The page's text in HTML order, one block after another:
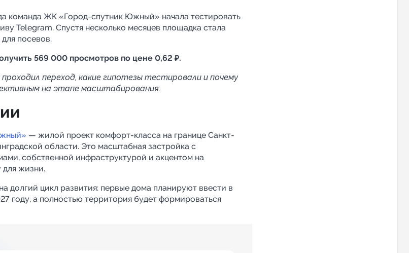
команда ЖК «Город-спутник Южный» начала тестировать
Telegram. Спустя несколько месяцев площадка стала
посевов.
569 000 просмотров по цене 0,62 ₽.
проходил переход, какие гипотезы тестировали и почему
на этапе масштабирования.
— жилой проект комфорт-класса на границе Санкт-
области. Это масштабная застройка с
собственной инфраструктурой и акцентом на
жизни.
долгий цикл развития: первые дома планируют ввести в
году, а полностью территория будет формироваться